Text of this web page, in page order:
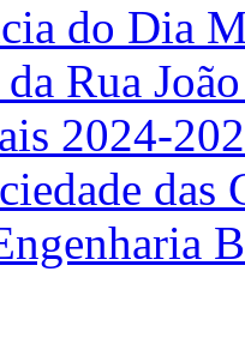
do Dia
Rua
2024-